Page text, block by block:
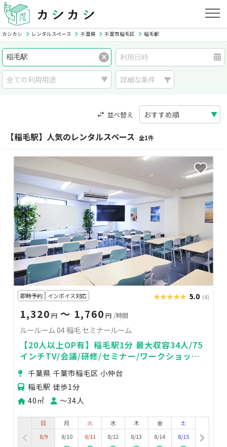
カシカシ レンタルスペース 千葉県 千葉市稲毛区 稲毛駅
詳細な条件
並べ替え
【稲毛駅】人気のレンタルスペース 全1件
即時予約 インボイス対応 ★★★★★
★★★★★ 5.0 (4)
1,320 円 〜 1,760 円 /時間
ルールーム 04 稲毛 セミナールーム
【20人以上OP有】稲毛駅1分 最大収容34人/75
インチTV/会議/研修/セミナー/ワークショップ/
各種教室
千葉県 千葉市稲毛区 小仲台
稲毛駅 徒歩1分
40㎡
〜34人
日
8/9
月
8/10
火
8/11
水
8/12
木
8/13
金
8/14
土
8/15